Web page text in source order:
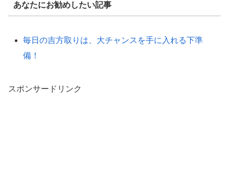
あなたにお勧めしたい記事
毎日の吉方取りは、大チャンスを手に入れる下準
備！
スポンサードリンク